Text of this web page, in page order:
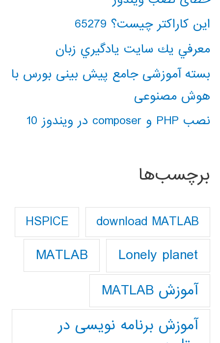
این کاراکتر چیست؟ 65279
معرفي يك سايت يادگيري زبان
بسته آموزشی جامع پیش بینی بورس با
هوش مصنوعی
نصب PHP و composer در ویندوز 10
برچسب‌ها
download MATLAB
HSPICE
Lonely planet
MATLAB
آموزش MATLAB
آموزش برنامه نویسی در